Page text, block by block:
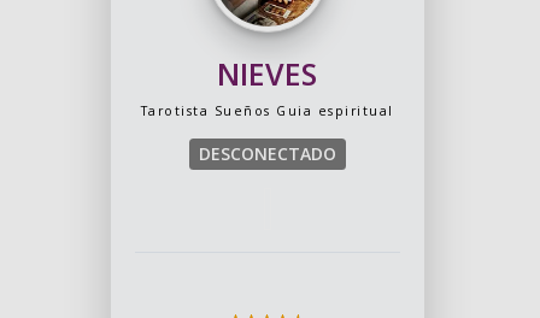
NIEVES
Tarotista Sueños Guia espiritual
DESCONECTADO